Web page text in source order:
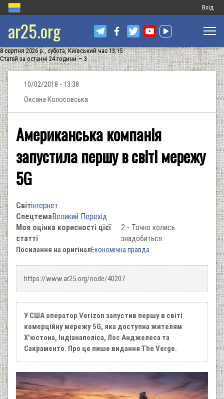
Меню
запису
Вхід
ar25.org
8 серпня 2026 р., субота, Київський час 13:15
Статей за останні 24 години — 3
10/02/2018 - 13:38
Оксана Колосовська
Американська компанія
запустила першу в світі мережу
5G
Світінтернет
СпецтемаВеликий Перехід
Моя оцінка корисності цієї
статті
2 - Точно колись
знадобиться.
Посилання на оригіналЕкономічна правда
https://www.ar25.org/node/40207
У США оператор Verizon запустив першу в світі
комерційну мережу 5G, яка доступна жителям
Х'юстона, Індіанаполіса, Лос Анджелеса та
Сакраменто. Про це пише видання The Verge.